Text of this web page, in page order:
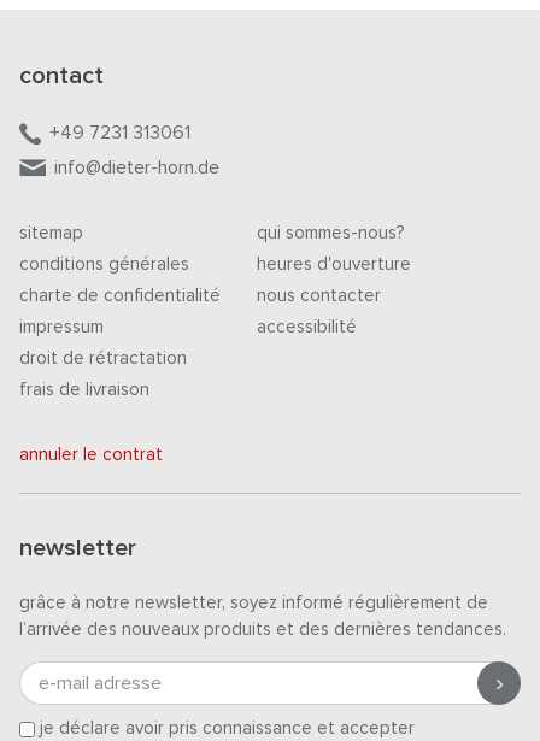
contact
+49 7231 313061
info@dieter-horn.de
sitemap
conditions générales
charte de confidentialité
impressum
droit de rétractation
frais de livraison
qui sommes-nous?
heures d'ouverture
nous contacter
accessibilité
annuler le contrat
newsletter
grâce à notre newsletter, soyez informé régulièrement de
l’arrivée des nouveaux produits et des dernières tendances.
e-mail adresse
je déclare avoir pris connaissance et accepter